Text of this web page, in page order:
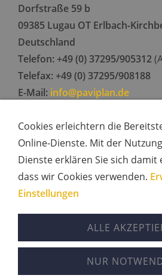
Dorfstraße 59 b
09385 Lugau OT Erlbach-
Deutschland
Telefon: +49 (0) 37295/905312
Telefax: +49 (0) 37295/908188
E-Mail: info@paviplan.de
KONTAKT
Kontakt
(C) 2023 - Alle Rechte
Cookies erleichtern die
Online-Dienste. Mit der
Dienste erklären Sie sich damit
dass wir Cookies verwenden.
Einstellungen
ALLE
NUR